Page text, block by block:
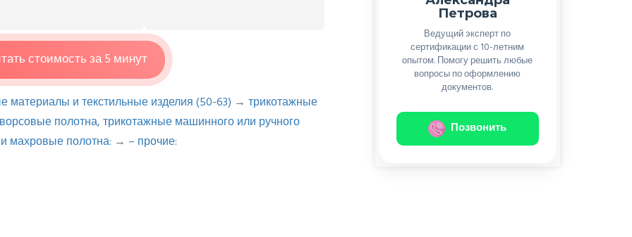
стоимость за 5 минут
материалы и текстильные изделия (50-63) → трикотажные
полотна, трикотажные машинного или ручного
махровые полотна: → – прочие:
Петрова
Ведущий эксперт по
сертификации с 10-летним
опытом. Помогу решить любые
вопросы по оформлению
документов.
Позвонить